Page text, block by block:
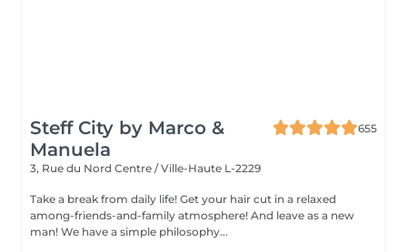
Steff City by Marco &
Manuela
655
3, Rue du Nord Centre / Ville-Haute L-2229
Take a break from daily life! Get your hair cut in a relaxed
among-friends-and-family atmosphere! And leave as a new
man! We have a simple philosophy...